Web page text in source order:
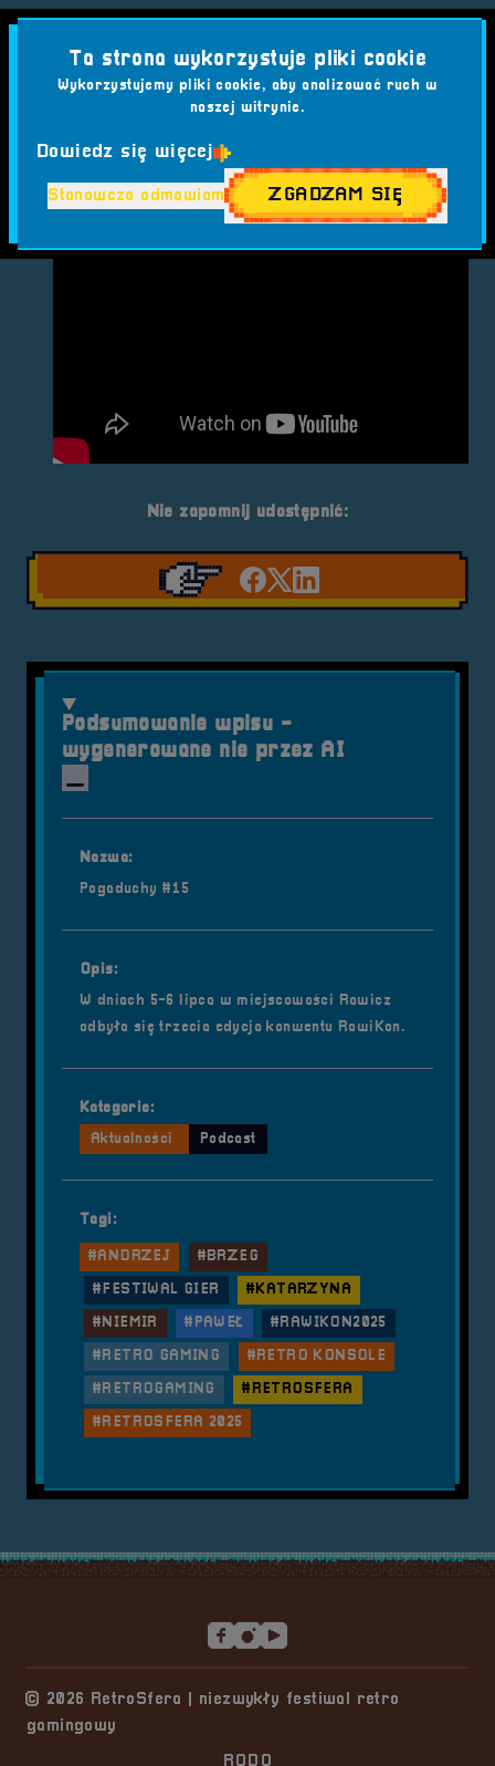
czujni!
💬Dajcie znać na naszych mediach
społecznościowych czy taka forma Wam
Nie zapomnij udostępnić:
Udostępnij na
Udostępnij na
Udostępnij na
Podsumowanie wpisu -
wygenerowane nie przez AI
Nazwa:
Pogaduchy #15
Opis:
W dniach 5-6 lipca w miejscowości Rawicz
odbyła się trzecia edycja konwentu RawiKon.
Kategorie:
Aktualności
Podcast
Tagi:
#ANDRZEJ
#BRZEG
#FESTIWAL GIER
#KATARZYNA
#NIEMIR
#PAWEŁ
#RAWIKON2025
#RETRO GAMING
#RETRO KONSOLE
#RETROGAMING
#RETROSFERA
#RETROSFERA 2025
© 2026 RetroSfera | niezwykły festiwal retro
gamingowy
RODO
Ta strona wykorzystuje pliki cookie
Wykorzystujemy pliki cookie, aby analizować ruch w
naszej witrynie.
Dowiedz się więcej
Stanowczo odmawiam ZGADZAM SIĘ